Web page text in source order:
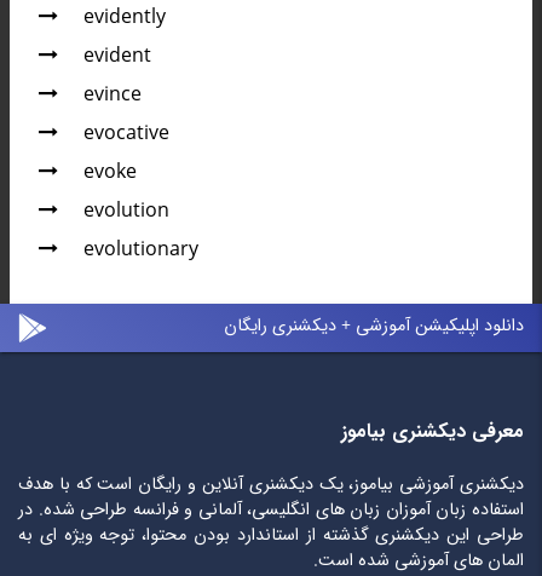
evidently
evident
evince
evocative
evoke
evolution
evolutionary
دانلود اپلیکیشن آموزشی + دیکشنری رایگان
معرفی دیکشنری بیاموز
دیکشنری آموزشی بیاموز، یک دیکشنری آنلاین و رایگان است که با هدف
استفاده زبان آموزان زبان های انگلیسی، آلمانی و فرانسه طراحی شده. در
طراحی این دیکشنری گذشته از استاندارد بودن محتوا، توجه ویژه ای به
المان های آموزشی شده است.